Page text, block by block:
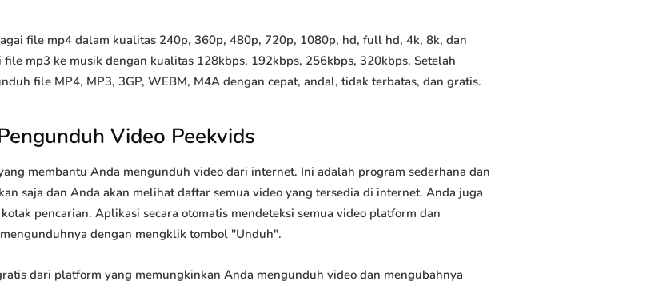
file mp4 dalam kualitas 240p, 360p, 480p, 720p, 1080p, hd, full hd, 4k, 8k, dan
mp3 ke musik dengan kualitas 128kbps, 192kbps, 256kbps, 320kbps. Setelah
file MP4, MP3, 3GP, WEBM, M4A dengan cepat, andal, tidak terbatas, dan gratis.
Video Peekvids
membantu Anda mengunduh video dari internet. Ini adalah program sederhana dan
saja dan Anda akan melihat daftar semua video yang tersedia di internet. Anda juga
pencarian. Aplikasi secara otomatis mendeteksi semua video platform dan
dengan mengklik tombol "Unduh".
dari platform yang memungkinkan Anda mengunduh video dan mengubahnya